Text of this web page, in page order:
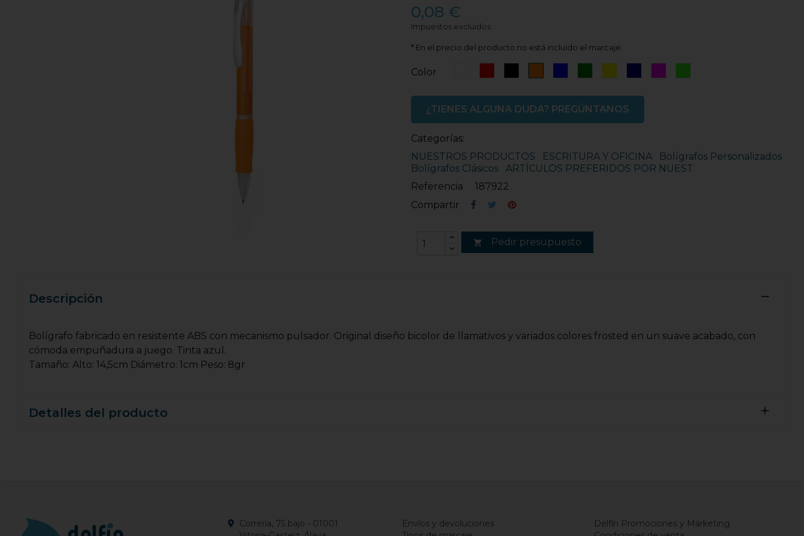
0,08 €
Impuestos excluidos
* En el precio del producto no está incluido el marcaje.
Color
MarinoFucsiaFluor
¿TIENES ALGUNA DUDA? PREGÚNTANOS
Categorías:
NUESTROS PRODUCTOS
ESCRITURA Y OFICINA
Bolígrafos Personalizados
Bolígrafos Clásicos
ARTÍCULOS PREFERIDOS POR NUEST
Referencia
187922
Compartir
 Pedir presupuesto
Descripción
Bolígrafo fabricado en resistente ABS con mecanismo pulsador. Original diseño bicolor de llamativos y variados colores frosted en un suave acabado, con
cómoda empuñadura a juego. Tinta azul.
Tamaño: Alto: 14,5cm Diámetro: 1cm Peso: 8gr
Detalles del producto
Correría, 75 bajo - 01001
Envíos y devoluciones
Delfín Promociones y Márketing